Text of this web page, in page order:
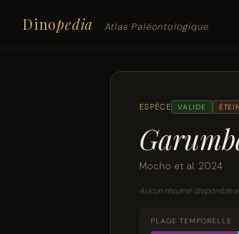
Dinopedia Atlas Paléontologique
ESPÈCE VALIDE
Mocho et al. 2024
Aucun résumé disponible
PLAGE TEMPORELLE